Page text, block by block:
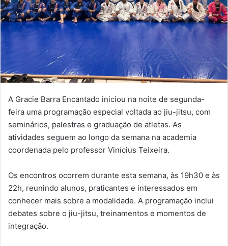
A Gracie Barra Encantado iniciou na noite de segunda-
feira uma programação especial voltada ao jiu-jitsu, com
seminários, palestras e graduação de atletas. As
atividades seguem ao longo da semana na academia
coordenada pelo professor Vinícius Teixeira.
Os encontros ocorrem durante esta semana, às 19h30 e às
22h, reunindo alunos, praticantes e interessados em
conhecer mais sobre a modalidade. A programação inclui
debates sobre o jiu-jitsu, treinamentos e momentos de
integração.